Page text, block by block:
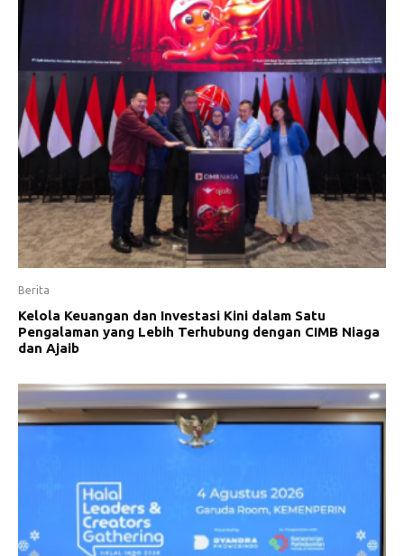
Berita
Kelola Keuangan dan Investasi Kini dalam Satu
Pengalaman yang Lebih Terhubung dengan CIMB Niaga
dan Ajaib